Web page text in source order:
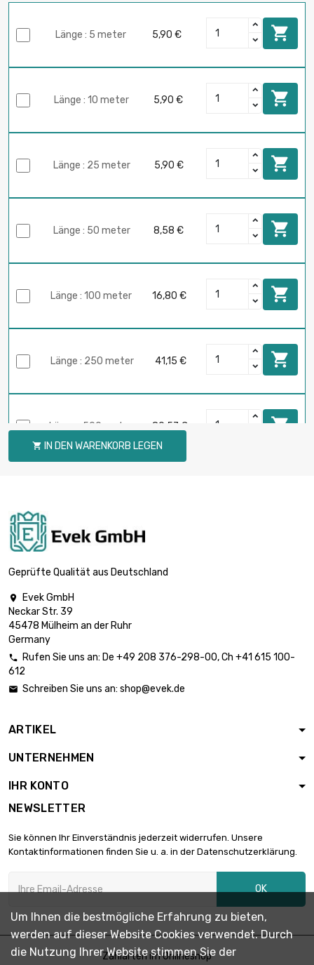
Länge : 5 meter 5,90 € 
Länge : 10 meter 5,90 € 
Länge : 25 meter 5,90 € 
Länge : 50 meter 8,58 € 
Länge : 100 meter 16,80 € 
Länge : 250 meter 41,15 € 
Länge : 500 meter 80,57 € 
Länge : 5 meter
Länge : 10 meter 5,90 €
Länge : 25 meter
Länge : 100 meter
Länge : 250 meter 39,50 €
 IN DEN WARENKORB LEGEN
Geprüfte Qualität aus Deutschland

Evek GmbH
Neckar Str. 39
45478 Mülheim an der Ruhr
Germany
 Rufen Sie uns an: De +49 208 376-298-00, Ch +41 615 100-
612
 Schreiben Sie uns an: shop@evek.de
ARTIKEL
UNTERNEHMEN
IHR KONTO
NEWSLETTER
Sie können Ihr Einverständnis jederzeit widerrufen. Unsere
Kontaktinformationen finden Sie u. a. in der Datenschutzerklärung.
OK
Zahlarten im Onlineshop
Um Ihnen die bestmögliche Erfahrung zu bieten,
werden auf dieser Website Cookies verwendet. Durch
die Nutzung Ihrer Website stimmen Sie der